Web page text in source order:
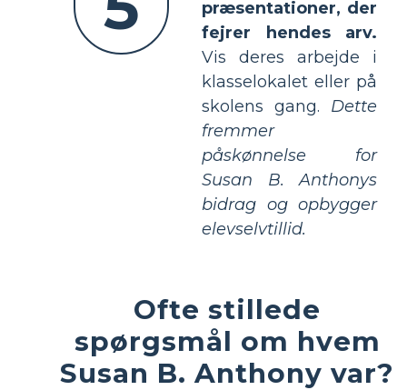
præsentationer, der
fejrer hendes arv.
Vis deres arbejde i
klasselokalet eller på
skolens gang. Dette
fremmer
påskønnelse for
Susan B. Anthonys
bidrag og opbygger
elevselvtillid.
Ofte stillede
spørgsmål om hvem
Susan B. Anthony var?